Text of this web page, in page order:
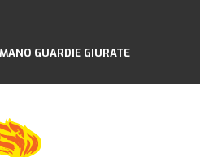
GUARDIE GIURATE